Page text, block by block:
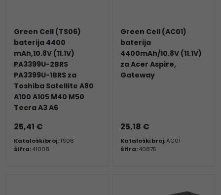
Green Cell (TS06)
baterija 4400
mAh,10.8V (11.1V)
PA3399U-2BRS
PA3399U-1BRS za
Toshiba Satellite A80
A100 A105 M40 M50
Tecra A3 A6
25,41 €
Kataloški broj:TS06
Šifra:41008
Green Cell (AC01)
baterija
4400mAh/10.8V (11.1V)
za Acer Aspire,
Gateway
25,18 €
Kataloški broj:AC01
Šifra:40875